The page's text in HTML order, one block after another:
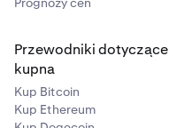
Przewodniki dotyczące
kupna
Kup Bitcoin
Kup Ethereum